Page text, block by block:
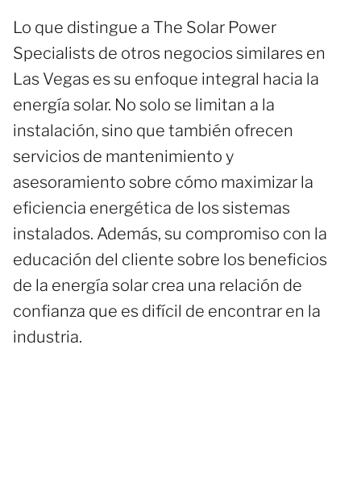
Lo que distingue a The Solar Power
Specialists de otros negocios similares en
Las Vegas es su enfoque integral hacia la
energía solar. No solo se limitan a la
instalación, sino que también ofrecen
servicios de mantenimiento y
asesoramiento sobre cómo maximizar la
eficiencia energética de los sistemas
instalados. Además, su compromiso con la
educación del cliente sobre los beneficios
de la energía solar crea una relación de
confianza que es difícil de encontrar en la
industria.